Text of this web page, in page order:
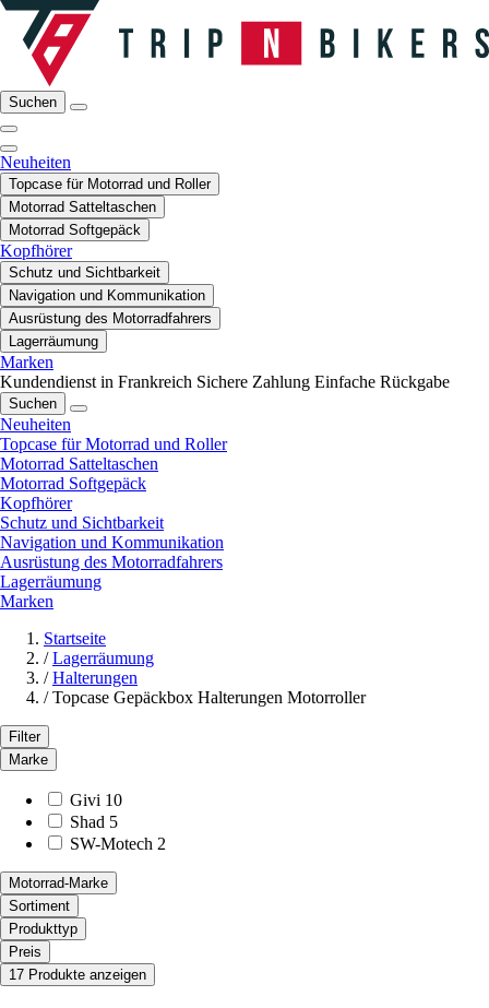
Suchen
Neuheiten
Topcase für Motorrad und Roller
Motorrad Satteltaschen
Motorrad Softgepäck
Kopfhörer
Schutz und Sichtbarkeit
Navigation und Kommunikation
Ausrüstung des Motorradfahrers
Lagerräumung
Marken
Kundendienst in Frankreich Sichere Zahlung Einfache Rückgabe
Suchen
Neuheiten
Topcase für Motorrad und Roller
Motorrad Satteltaschen
Motorrad Softgepäck
Kopfhörer
Schutz und Sichtbarkeit
Navigation und Kommunikation
Ausrüstung des Motorradfahrers
Lagerräumung
Marken
Startseite
/ Lagerräumung
/ Halterungen
/ Topcase Gepäckbox Halterungen Motorroller
Filter
Marke
Givi 10
Shad 5
SW-Motech 2
Motorrad-Marke
Sortiment
Produkttyp
Preis
17 Produkte anzeigen